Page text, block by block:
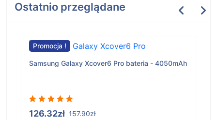
Ostatnio przeglądane
Promocja !
Samsung Galaxy Xcover6 Pro bateria - 4050mAh
126.32zł 157.90zł